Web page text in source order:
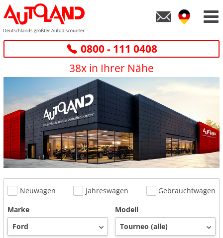
0800 - 111 0408
38x in Ihrer Nähe
Neuwagen Jahreswagen
Gebrauchtwagen
Marke
Modell